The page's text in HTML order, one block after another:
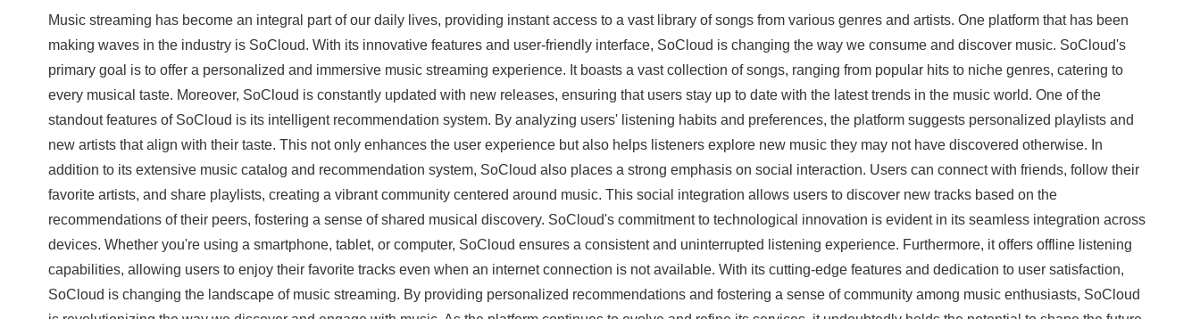
Music streaming has become an integral part of our daily lives, providing instant access to a vast library of songs from various genres and artists. One platform that has been
making waves in the industry is SoCloud. With its innovative features and user-friendly interface, SoCloud is changing the way we consume and discover music. SoCloud's
primary goal is to offer a personalized and immersive music streaming experience. It boasts a vast collection of songs, ranging from popular hits to niche genres, catering to
every musical taste. Moreover, SoCloud is constantly updated with new releases, ensuring that users stay up to date with the latest trends in the music world. One of the
standout features of SoCloud is its intelligent recommendation system. By analyzing users' listening habits and preferences, the platform suggests personalized playlists and
new artists that align with their taste. This not only enhances the user experience but also helps listeners explore new music they may not have discovered otherwise. In
addition to its extensive music catalog and recommendation system, SoCloud also places a strong emphasis on social interaction. Users can connect with friends, follow their
favorite artists, and share playlists, creating a vibrant community centered around music. This social integration allows users to discover new tracks based on the
recommendations of their peers, fostering a sense of shared musical discovery. SoCloud's commitment to technological innovation is evident in its seamless integration across
devices. Whether you're using a smartphone, tablet, or computer, SoCloud ensures a consistent and uninterrupted listening experience. Furthermore, it offers offline listening
capabilities, allowing users to enjoy their favorite tracks even when an internet connection is not available. With its cutting-edge features and dedication to user satisfaction,
SoCloud is changing the landscape of music streaming. By providing personalized recommendations and fostering a sense of community among music enthusiasts, SoCloud